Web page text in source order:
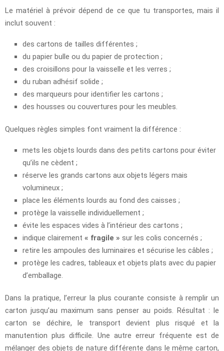
Le matériel à prévoir dépend de ce que tu transportes, mais il
inclut souvent :
des cartons de tailles différentes ;
du papier bulle ou du papier de protection ;
des croisillons pour la vaisselle et les verres ;
du ruban adhésif solide ;
des marqueurs pour identifier les cartons ;
des housses ou couvertures pour les meubles.
Quelques règles simples font vraiment la différence :
mets les objets lourds dans des petits cartons pour éviter
qu’ils ne cèdent ;
réserve les grands cartons aux objets légers mais
volumineux ;
place les éléments lourds au fond des caisses ;
protège la vaisselle individuellement ;
évite les espaces vides à l’intérieur des cartons ;
indique clairement « fragile » sur les colis concernés ;
retire les ampoules des luminaires et sécurise les câbles ;
protège les cadres, tableaux et objets plats avec du papier
d’emballage.
Dans la pratique, l’erreur la plus courante consiste à remplir un
carton jusqu’au maximum sans penser au poids. Résultat : le
carton se déchire, le transport devient plus risqué et la
manutention plus difficile. Une autre erreur fréquente est de
mélanger des objets de nature différente dans le même carton,